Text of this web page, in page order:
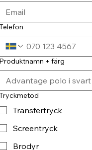
+ färg
Transfertryck
Screentryck
Brodyr